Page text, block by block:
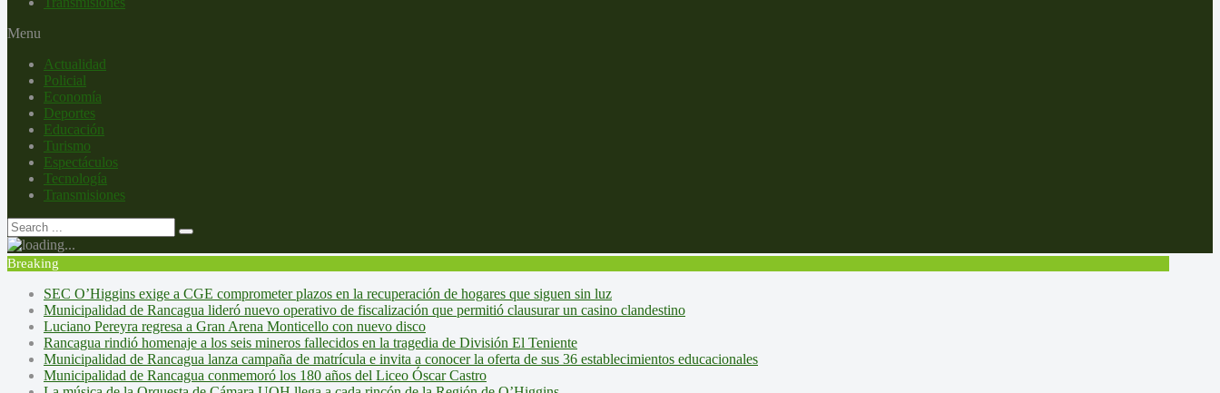
Menu
Actualidad
Policial
Economía
Deportes
Educación
Turismo
Espectáculos
Tecnología
Transmisiones
Breaking
SEC O’Higgins exige a CGE comprometer plazos en la recuperación de hogares que siguen sin luz
Municipalidad de Rancagua lideró nuevo operativo de fiscalización que permitió clausurar un casino clandestino
Luciano Pereyra regresa a Gran Arena Monticello con nuevo disco
Rancagua rindió homenaje a los seis mineros fallecidos en la tragedia de División El Teniente
Municipalidad de Rancagua lanza campaña de matrícula e invita a conocer la oferta de sus 36 establecimientos educacionales
Municipalidad de Rancagua conmemoró los 180 años del Liceo Óscar Castro